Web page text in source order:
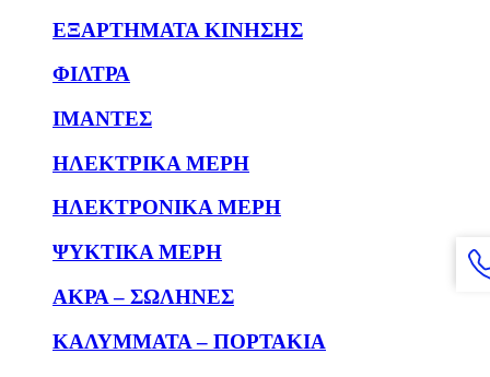
ΕΞΑΡΤΗΜΑΤΑ ΚΙΝΗΣΗΣ
ΦΙΛΤΡΑ
ΙΜΑΝΤΕΣ
ΗΛΕΚΤΡΙΚΑ ΜΕΡΗ
ΗΛΕΚΤΡΟΝΙΚΑ ΜΕΡΗ
ΨΥΚΤΙΚΑ ΜΕΡΗ
ΑΚΡΑ – ΣΩΛΗΝΕΣ
ΚΑΛΥΜΜΑΤΑ – ΠΟΡΤΑΚΙΑ